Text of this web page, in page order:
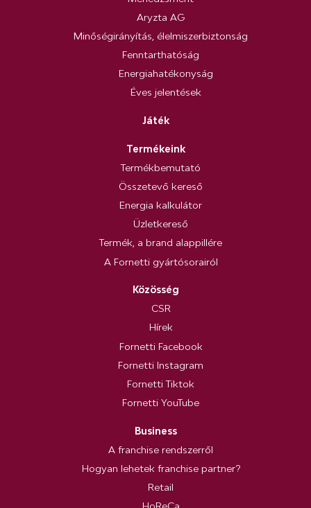
Aryzta AG
Minőségirányítás, élelmiszerbiztonság
Fenntarthatóság
Energiahatékonyság
Éves jelentések
Játék
Termékeink
Termékbemutató
Összetevő kereső
Energia kalkulátor
Üzletkereső
Termék, a brand alappillére
A Fornetti gyártósorairól
Közösség
CSR
Hírek
Fornetti Facebook
Fornetti Instagram
Fornetti Tiktok
Fornetti YouTube
Business
A franchise rendszerről
Hogyan lehetek franchise partner?
Retail